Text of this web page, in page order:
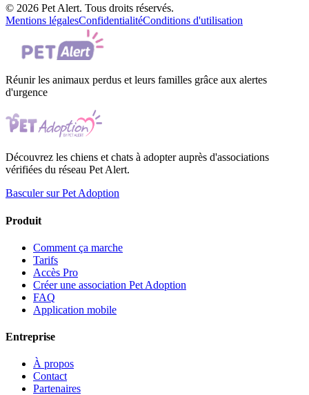
© 2026 Pet Alert. Tous droits réservés.
Mentions légalesConfidentialitéConditions d'utilisation
Réunir les animaux perdus et leurs familles grâce aux alertes
d'urgence
Découvrez les chiens et chats à adopter auprès d'associations
vérifiées du réseau Pet Alert.
Basculer sur Pet Adoption
Produit
Comment ça marche
Tarifs
Accès Pro
Créer une association Pet Adoption
FAQ
Application mobile
Entreprise
À propos
Contact
Partenaires